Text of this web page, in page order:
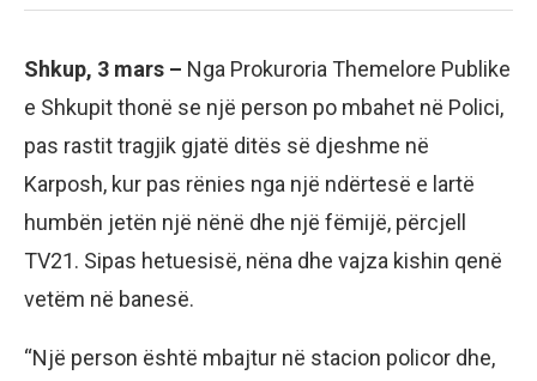
Shkup, 3 mars – Nga Prokuroria Themelore Publike
e Shkupit thonë se një person po mbahet në Polici,
pas rastit tragjik gjatë ditës së djeshme në
Karposh, kur pas rënies nga një ndërtesë e lartë
humbën jetën një nënë dhe një fëmijë, përcjell
TV21. Sipas hetuesisë, nëna dhe vajza kishin qenë
vetëm në banesë.
“Një person është mbajtur në stacion policor dhe,